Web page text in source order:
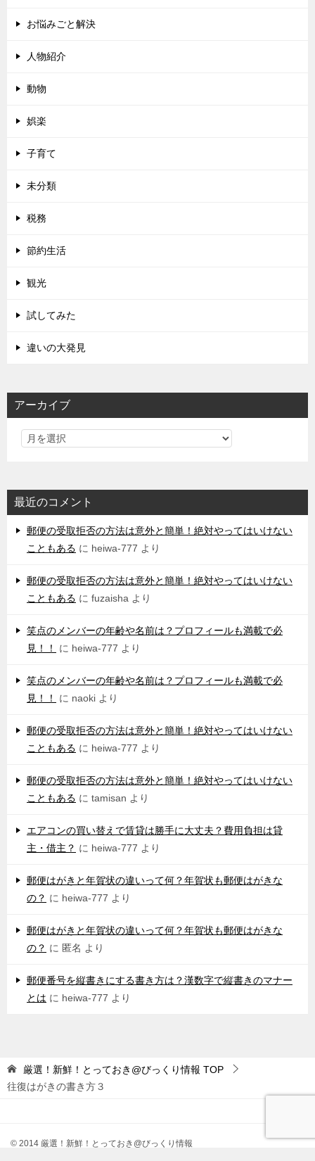
お悩みごと解決
人物紹介
動物
娯楽
子育て
未分類
税務
節約生活
観光
試してみた
違いの大発見
アーカイブ
最近のコメント
郵便の受取拒否の方法は意外と簡単！絶対やってはいけない
こともある に heiwa-777 より
郵便の受取拒否の方法は意外と簡単！絶対やってはいけない
こともある に fuzaisha より
笑点のメンバーの年齢や名前は？プロフィールも満載で必
見！！
に heiwa-777 より
笑点のメンバーの年齢や名前は？プロフィールも満載で必
見！！
に naoki より
郵便の受取拒否の方法は意外と簡単！絶対やってはいけない
こともある に heiwa-777 より
郵便の受取拒否の方法は意外と簡単！絶対やってはいけない
こともある に tamisan より
エアコンの買い替えで賃貸は勝手に大丈夫？費用負担は貸
主・借主？ に heiwa-777 より
郵便はがきと年賀状の違いって何？年賀状も郵便はがきな
の？ に heiwa-777 より
郵便はがきと年賀状の違いって何？年賀状も郵便はがきな
の？ に 匿名 より
郵便番号を縦書きにする書き方は？漢数字で縦書きのマナー
とは に heiwa-777 より
厳選！新鮮！とっておき@びっくり情報 TOP
往復はがきの書き方３
© 2014 厳選！新鮮！とっておき@びっくり情報